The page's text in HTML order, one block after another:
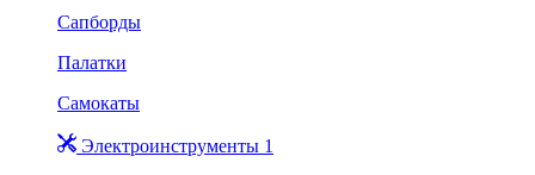
Сапборды
Палатки
Самокаты
Электроинструменты 1